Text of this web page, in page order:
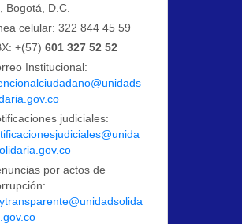
Bogotá, D.C.
celular: 322 844 45 59
+(57)601 327 52 52
Institucional:
judiciales:
por actos de